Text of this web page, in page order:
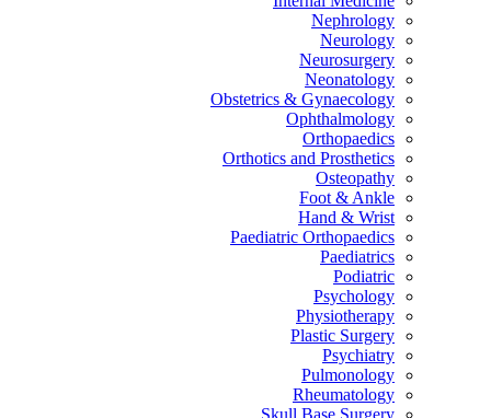
Nephrology
Neurology
Neurosurgery
Neonatology
Obstetrics & Gynaecology
Ophthalmology
Orthopaedics
Orthotics and Prosthetics
Osteopathy
Foot & Ankle
Hand & Wrist
Paediatric Orthopaedics
Paediatrics
Podiatric
Psychology
Physiotherapy
Plastic Surgery
Psychiatry
Pulmonology
Rheumatology